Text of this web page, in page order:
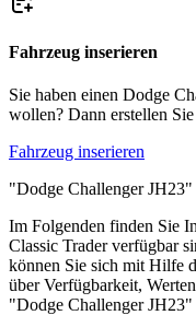
Fahrzeug inserieren
Sie haben einen Dodge
wollen? Dann erstellen
Fahrzeug inserieren
"Dodge Challenger JH23"
Im Folgenden finden Sie
Classic Trader verfügbar
können Sie sich mit Hilfe
über Verfügbarkeit,
"Dodge Challenger JH23"